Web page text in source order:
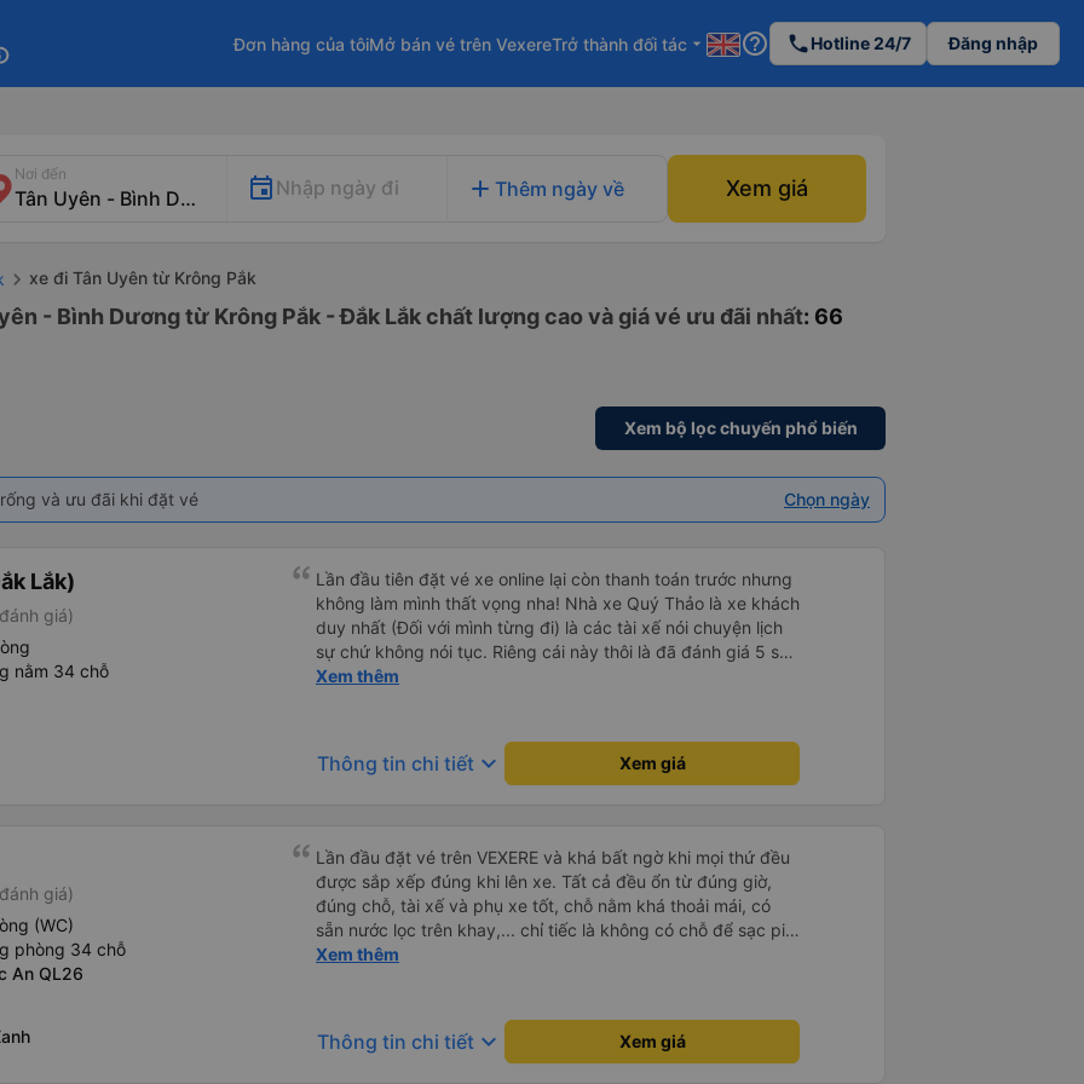
Đơn hàng của tôiMở bán vé trên VexereTrở thành đối tác arrow_drop_down help_outline phoneHotline 24/7 Đăng nhập
Nơi đến
Nhập ngày đi add Thêm ngày về Xem giá
xe đi Tân Uyên từ Krông Pắk
- Bình Dương từ Krông Pắk - Đắk Lắk chất lượng cao và giá vé ưu đãi nhất: 66
Xem bộ lọc chuyến phổ biến
và ưu đãi khi đặt vé Chọn ngày
Lắk)
giá)
nằm 34 chỗ
Lần đầu tiên đặt vé xe online lại còn thanh toán trước nhưng
không làm mình thất vọng nha! Nhà xe Quý Thảo là xe khách
duy nhất (Đối với mình từng đi) là các tài xế nói chuyện lịch
sự chứ không nói tục. Riêng cái này thôi là đã đánh giá 5 sao
rồi. Chú tài xế còn uống pepsi rất dễ thương chứ không có
Xem thêm
Thông tin chi tiết keyboard_arrow_down Xem giá
giá)
(WC)
phòng 34 chỗ
An QL26
Lần đầu đặt vé trên VEXERE và khá bất ngờ khi mọi thứ đều
được sắp xếp đúng khi lên xe. Tất cả đều ổn từ đúng giờ,
đúng chỗ, tài xế và phụ xe tốt, chỗ nằm khá thoải mái, có
sẵn nước lọc trên khay,... chỉ tiếc là không có chỗ để sạc pin
thôi. Nhưng vậy cũng quá ổn rồi!
Xem thêm
Thông tin chi tiết keyboard_arrow_down Xem giá